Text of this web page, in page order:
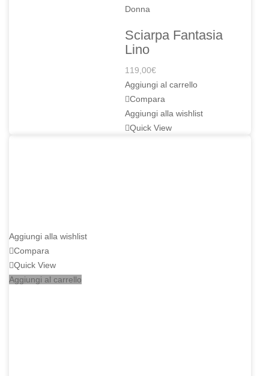
Aggiungi alla wishlist
Compara
Quick View
Aggiungi al carrello
Donna
Sciarpa Fantasia
Lino
119,00€
Aggiungi al carrello
Compara
Aggiungi alla wishlist
Quick View